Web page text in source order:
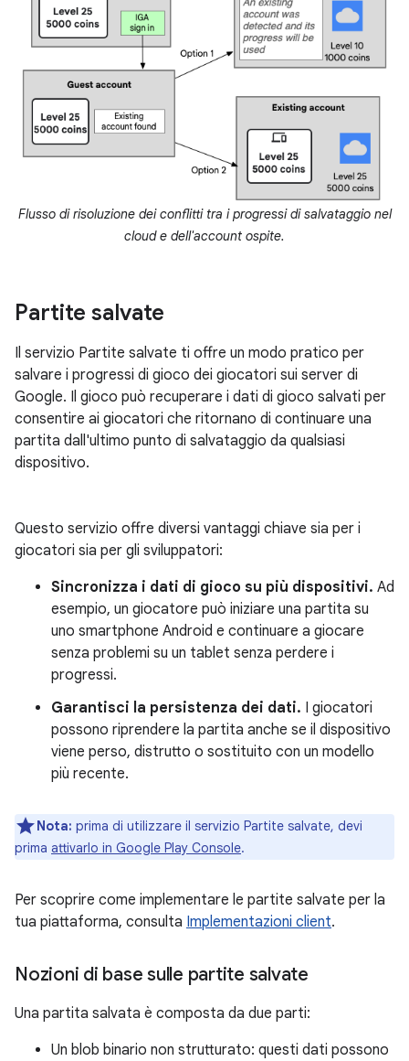
Flusso di risoluzione dei conflitti tra i progressi di salvataggio nel
cloud e dell'account ospite.
Partite salvate
Il servizio Partite salvate ti offre un modo pratico per
salvare i progressi di gioco dei giocatori sui server di
Google. Il gioco può recuperare i dati di gioco salvati per
consentire ai giocatori che ritornano di continuare una
partita dall'ultimo punto di salvataggio da qualsiasi
dispositivo.
Questo servizio offre diversi vantaggi chiave sia per i
giocatori sia per gli sviluppatori:
Sincronizza i dati di gioco su più dispositivi. Ad
esempio, un giocatore può iniziare una partita su
uno smartphone Android e continuare a giocare
senza problemi su un tablet senza perdere i
progressi.
Garantisci la persistenza dei dati. I giocatori
possono riprendere la partita anche se il dispositivo
viene perso, distrutto o sostituito con un modello
più recente.
Nota: prima di utilizzare il servizio Partite salvate, devi
prima attivarlo in Google Play Console.
Per scoprire come implementare le partite salvate per la
tua piattaforma, consulta Implementazioni client.
Nozioni di base sulle partite salvate
Una partita salvata è composta da due parti:
Un blob binario non strutturato: questi dati possono